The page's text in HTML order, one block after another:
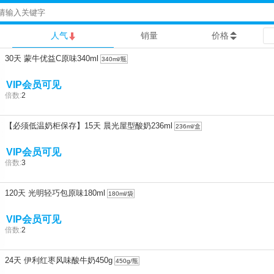
人气 销量 价格
30天 蒙牛优益C原味340ml 340ml/瓶
VIP会员可见
倍数:2
【必须低温奶柜保存】15天 晨光屋型酸奶236ml 236ml/盒
VIP会员可见
倍数:3
120天 光明轻巧包原味180ml 180ml/袋
VIP会员可见
倍数:2
24天 伊利红枣风味酸牛奶450g 450g/瓶